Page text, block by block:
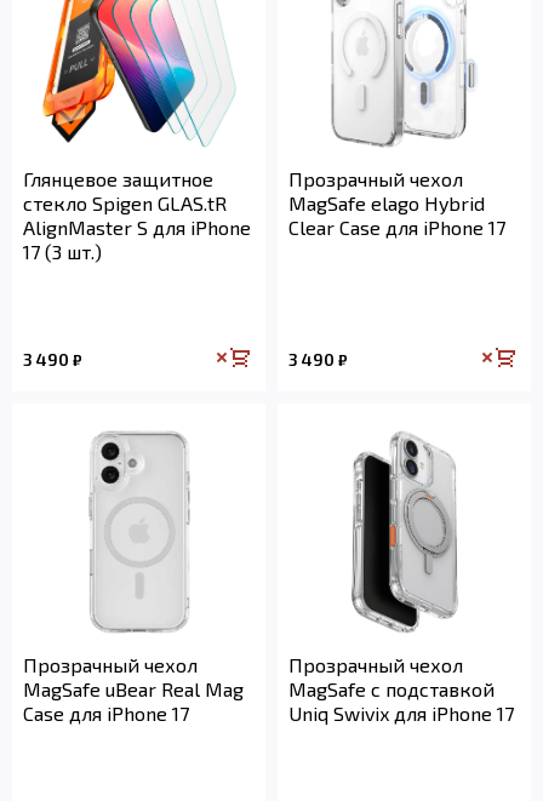
Глянцевое защитное
стекло Spigen GLAS.tR
AlignMaster S для iPhone
17 (3 шт.)
3 490 ₽
Прозрачный чехол
MagSafe elago Hybrid
Clear Case для iPhone 17
3 490 ₽
Прозрачный чехол
MagSafe uBear Real Mag
Case для iPhone 17
Прозрачный чехол
MagSafe с подставкой
Uniq Swivix для iPhone 17